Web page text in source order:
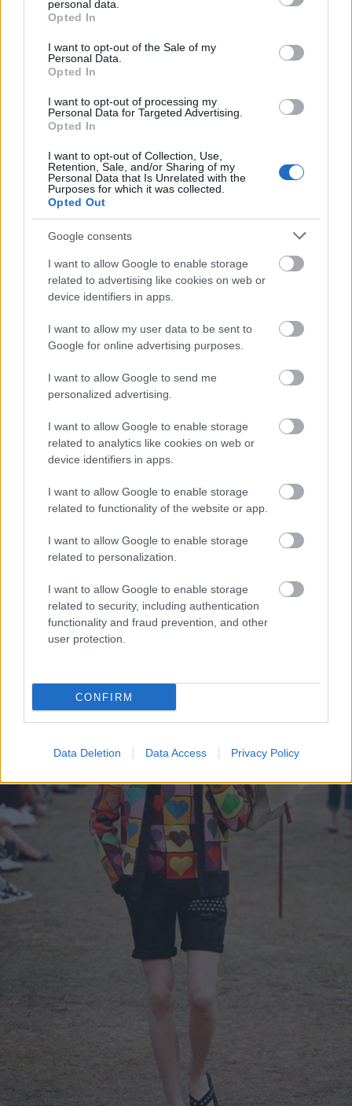
grant or deny consent to Google and its third-party tags to
use your data for below specified purposes in below Google
consent section.
personal data.
Opted In
I want to opt-out of the Sale of my
Personal Data.
Opted In
I want to opt-out of processing my
Personal Data for Targeted Advertising.
Opted In
I want to opt-out of Collection, Use,
Retention, Sale, and/or Sharing of my
Personal Data that Is Unrelated with the
Purposes for which it was collected.
Opted Out
Google consents
I want to allow Google to enable storage
related to advertising like cookies on web or
device identifiers in apps.
I want to allow my user data to be sent to
Google for online advertising purposes.
I want to allow Google to send me
personalized advertising.
I want to allow Google to enable storage
related to analytics like cookies on web or
device identifiers in apps.
I want to allow Google to enable storage
related to functionality of the website or app.
I want to allow Google to enable storage
related to personalization.
I want to allow Google to enable storage
related to security, including authentication
functionality and fraud prevention, and other
user protection.
CONFIRM
Data Deletion Data Access Privacy Policy
7. Vidám szivecskés szett
JW ANDERSON